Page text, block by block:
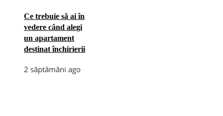
Ce trebuie să ai în
vedere când alegi
un apartament
destinat închirierii
2 săptămâni ago